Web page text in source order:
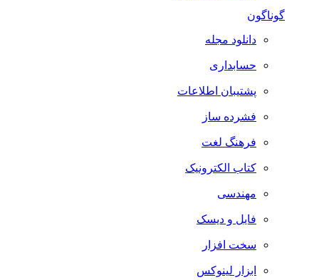
گوناگون
دانلود مجله
حسابداری
پشتیبان اطلاعات
فشرده ساز
فرهنگ لغت
کتاب الکترونیک
مهندسی
فایل و دیسک
سخت افزار
ابزار لینوکس